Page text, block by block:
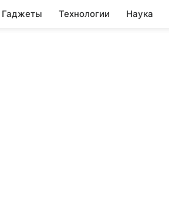
Гаджеты Технологии Наука